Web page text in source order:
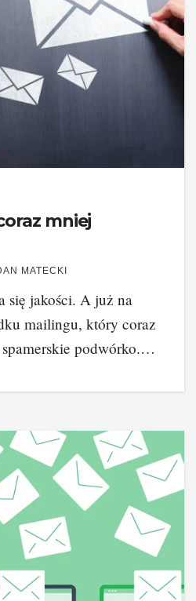
mniej
MATECKI
się jakości. A już na
mailingu, który coraz
podwórko.…